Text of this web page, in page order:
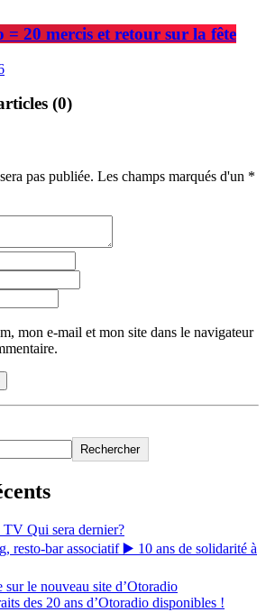
= 20 mercis et retour sur la fête
(0)
pas publiée. Les champs marqués d'un *
mon e-mail et mon site dans le navigateur
Rechercher
Qui sera dernier?
resto-bar associatif ▶️ 10 ans de solidarité à
sur le nouveau site d’Otoradio
des 20 ans d’Otoradio disponibles !